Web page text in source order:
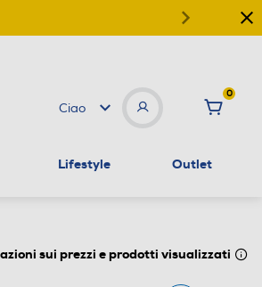
Ciao
0
Lifestyle Outlet
sui prezzi e prodotti visualizzati